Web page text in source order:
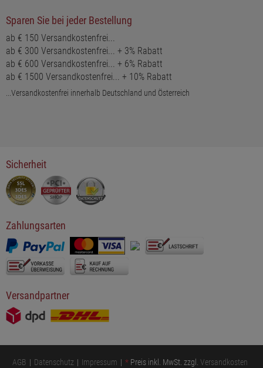
Sparen Sie bei jeder Bestellung
ab € 150 Versandkostenfrei...
ab € 300 Versandkostenfrei... + 3% Rabatt
ab € 600 Versandkostenfrei... + 6% Rabatt
ab € 1500 Versandkostenfrei... + 10% Rabatt
...Versandkostenfrei innerhalb Deutschland und Österreich
Sicherheit
Zahlungsarten
Versandpartner
AGB Datenschutz Impressum * Preis inkl. MwSt. zzgl. Versandkosten